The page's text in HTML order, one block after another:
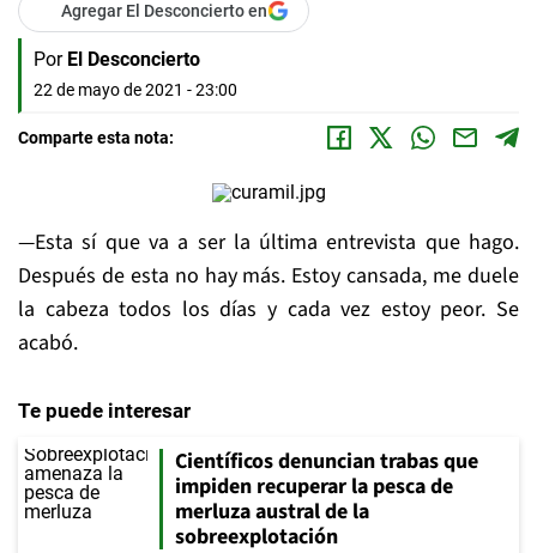
Agregar El Desconcierto en
Por El Desconcierto
22 de mayo de 2021 - 23:00
Comparte esta nota:
—Esta sí que va a ser la última entrevista que hago.
Después de esta no hay más. Estoy cansada, me duele
la cabeza todos los días y cada vez estoy peor. Se
acabó.
Te puede interesar
Científicos denuncian trabas que
impiden recuperar la pesca de
merluza austral de la
sobreexplotación